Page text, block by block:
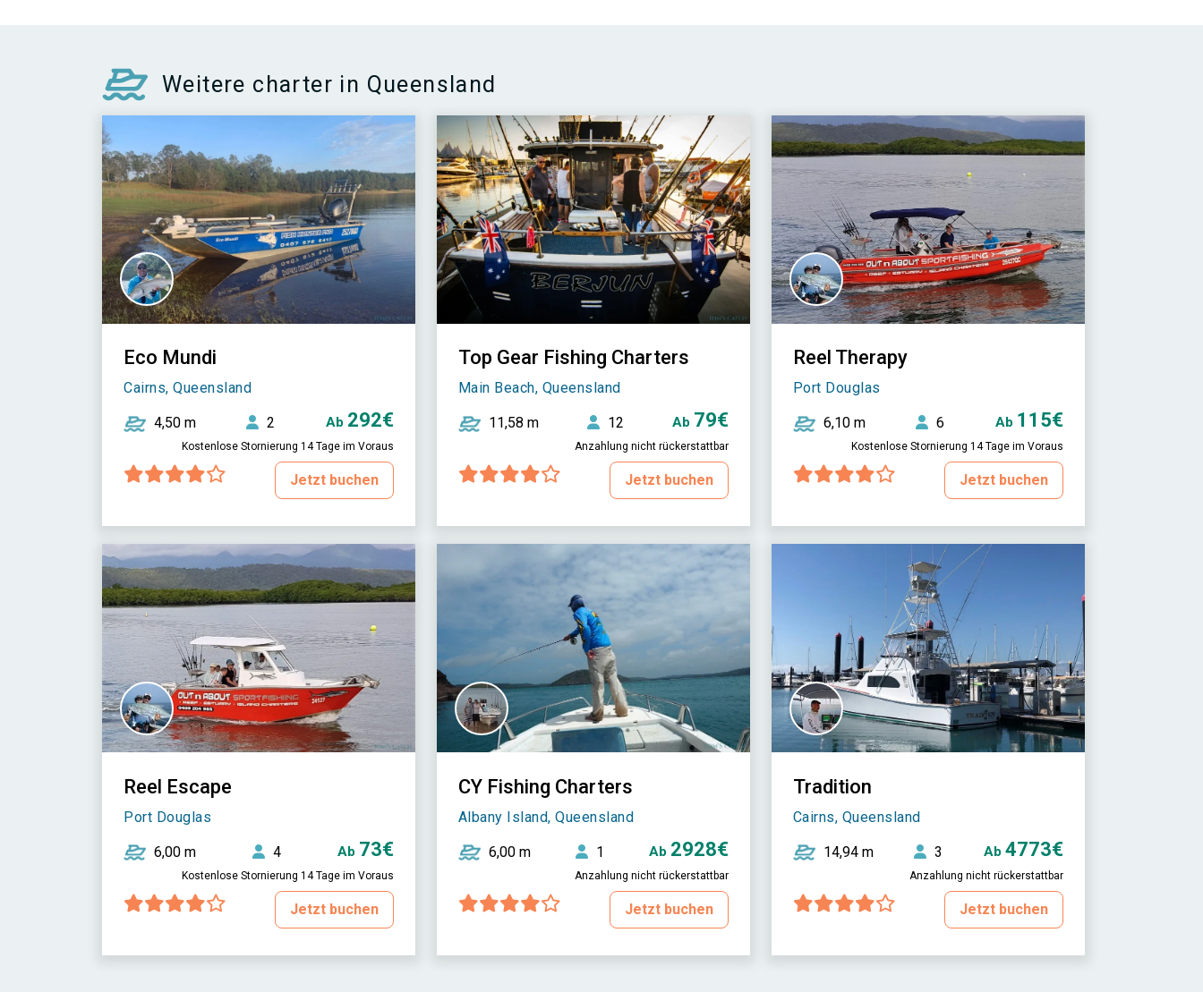
Weitere charter in Queensland
Eco Mundi
Cairns, Queensland
4,50 m 2 Ab 292€
Kostenlose Stornierung 14 Tage im Voraus
Jetzt buchen
Top Gear Fishing Charters
Main Beach, Queensland
11,58 m 12 Ab 79€
Anzahlung nicht rückerstattbar
Jetzt buchen
Reel Therapy
Port Douglas
6,10 m 6 Ab 115€
Kostenlose Stornierung 14 Tage im Voraus
Jetzt buchen
Reel Escape
Port Douglas
6,00 m 4 Ab 73€
Kostenlose Stornierung 14 Tage im Voraus
Jetzt buchen
CY Fishing Charters
Albany Island, Queensland
6,00 m 1 Ab 2928€
Anzahlung nicht rückerstattbar
Jetzt buchen
Tradition
Cairns, Queensland
14,94 m 3 Ab 4773€
Anzahlung nicht rückerstattbar
Jetzt buchen